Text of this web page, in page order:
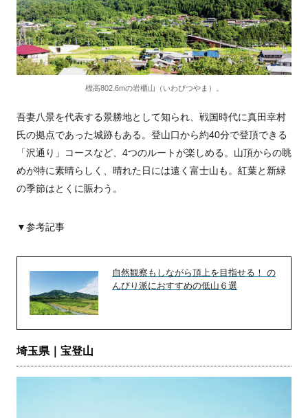
標高802.6mの岩櫃山（いわびつやま）。
吾妻八景を代表する景勝地として知られ、戦国時代に真田幸村
氏の拠点であった城跡もある。登山口から約40分で登頂できる
「沢通り」コースなど、4つのルートが楽しめる。山頂からの眺
めが特に素晴らしく、晴れた日には遠く富士山も。紅葉と新緑
の季節はとくに賑わう。
▼参考記事
自然観察もしながら頂上を目指せる！ の
んびり派におすすめの低山６選
埼玉県｜宝登山